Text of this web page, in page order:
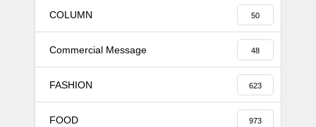
COLUMN 50
Commercial Message 48
FASHION 623
FOOD 973